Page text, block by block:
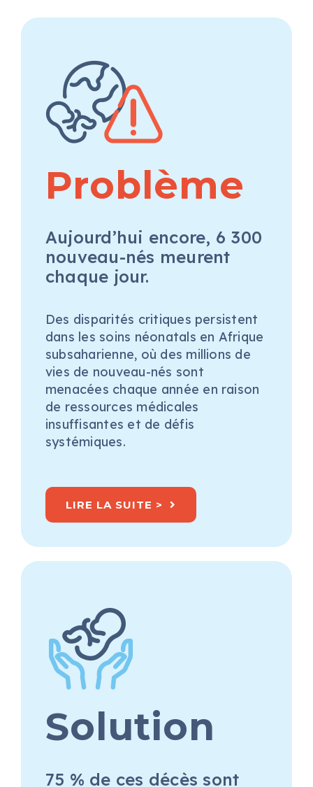
Problème
Aujourd’hui encore, 6 300
nouveau-nés meurent
chaque jour.
Des disparités critiques persistent
dans les soins néonatals en Afrique
subsaharienne, où des millions de
vies de nouveau-nés sont
menacées chaque année en raison
de ressources médicales
insuffisantes et de défis
systémiques.
LIRE LA SUITE >
Solution
75 % de ces décès sont